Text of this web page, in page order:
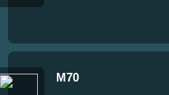
M70